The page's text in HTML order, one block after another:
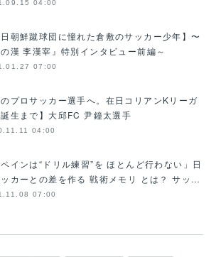
04:00
日朝鮮蹴球団に憧れた倉敷のサッカー少年】〜
の漢 李漢宰』特別インタビュー前編～
07:00
のプロサッカー選手へ。在日コリアンKリーガ
生まで】大邱FC 尹鐘太選手
04:00
ペインは“ドリル練習”を ほとんど行わない」日
カーとの差を作る 戦術メモリ とは？ サッ…
07:00